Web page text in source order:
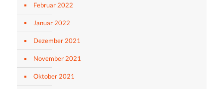
Februar 2022
Januar 2022
Dezember 2021
November 2021
Oktober 2021